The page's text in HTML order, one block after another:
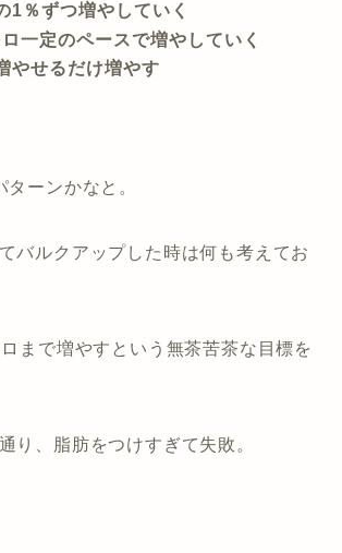
1％ずつ増やしていく
一定のペースで増やしていく
やせるだけ増やす
ーンかなと。
バルクアップした時は何も考えてお
まで増やすという無茶苦茶な目標を
り、脂肪をつけすぎて失敗。